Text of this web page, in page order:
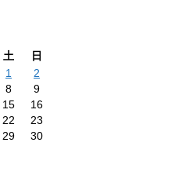
土
日
1
2
8
9
15
16
22
23
29
30